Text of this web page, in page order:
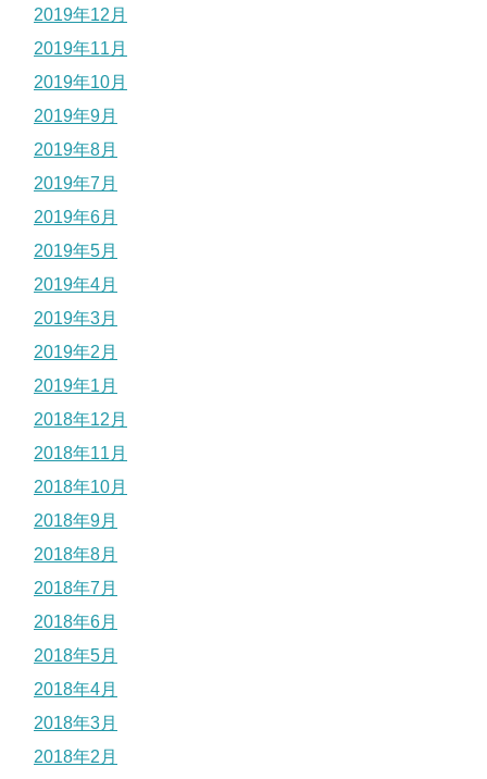
2019年12月
2019年11月
2019年10月
2019年9月
2019年8月
2019年7月
2019年6月
2019年5月
2019年4月
2019年3月
2019年2月
2019年1月
2018年12月
2018年11月
2018年10月
2018年9月
2018年8月
2018年7月
2018年6月
2018年5月
2018年4月
2018年3月
2018年2月